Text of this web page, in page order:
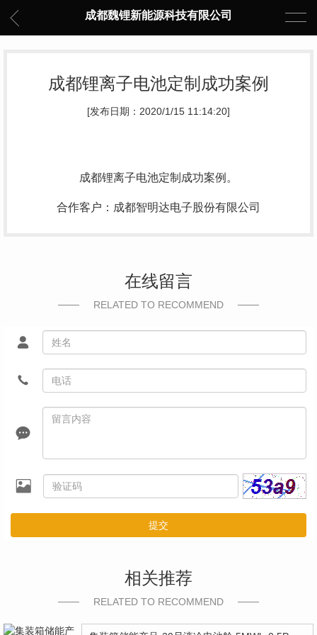
成都魏锂新能源科技有限公司
成都锂离子电池定制成功案例
[发布日期：2020/1/15 11:14:20]
成都锂离子电池定制成功案例。
合作客户：成都智明达电子股份有限公司
在线留言
RELATED TO RECOMMEND
提交
相关推荐
RELATED TO RECOMMEND